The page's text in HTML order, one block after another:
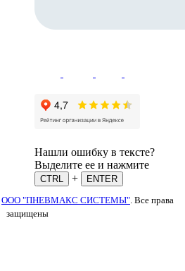
Нашли ошибку в тексте?
Выделите ее и нажмите
CTRL +
ENTER
ООО "ПНЕВМАКС СИСТЕМЫ". Все права
защищены